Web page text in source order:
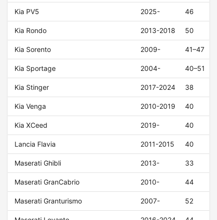
Kia PV5 2025- 46
Kia Rondo 2013-2018 50
Kia Sorento 2009- 41–47
Kia Sportage 2004- 40–51
Kia Stinger 2017-2024 38
Kia Venga 2010-2019 40
Kia XCeed 2019- 40
Lancia Flavia 2011-2015 40
Maserati Ghibli 2013- 33
Maserati GranCabrio 2010- 44
Maserati Granturismo 2007- 52